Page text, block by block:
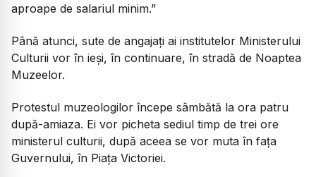
aproape de salariul minim.”
Până atunci, sute de angajați ai institutelor Ministerului
Culturii vor în ieși, în continuare, în stradă de Noaptea
Muzeelor.
Protestul muzeologilor începe sâmbătă la ora patru
după-amiaza. Ei vor picheta sediul timp de trei ore
ministerul culturii, după aceea se vor muta în fața
Guvernului, în Piața Victoriei.